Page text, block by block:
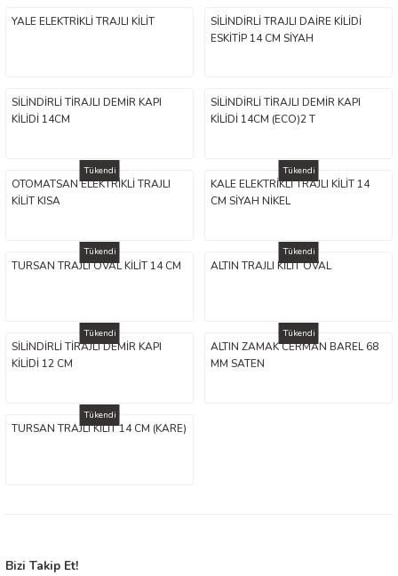
YALE ELEKTRİKLİ TRAJLI KİLİT
SİLİNDİRLİ TRAJLI DAİRE KİLİDİ
ESKİTİP 14 CM SİYAH
SİLİNDİRLİ TİRAJLI DEMİR KAPI
KİLİDİ 14CM
SİLİNDİRLİ TİRAJLI DEMİR KAPI
KİLİDİ 14CM (ECO)2 T
Tükendi
OTOMATSAN ELEKTRİKLİ TRAJLI
KİLİT KISA
Tükendi
KALE ELEKTRİKLİ TRAJLI KİLİT 14
CM SİYAH NİKEL
Tükendi
TURSAN TRAJLI OVAL KİLİT 14 CM
Tükendi
ALTIN TRAJLI KİLİT OVAL
Tükendi
SİLİNDİRLİ TİRAJLI DEMİR KAPI
KİLİDİ 12 CM
Tükendi
ALTIN ZAMAK CERMAN BAREL 68
MM SATEN
Tükendi
TURSAN TRAJLI KİLİT 14 CM (KARE)
Bizi Takip Et!